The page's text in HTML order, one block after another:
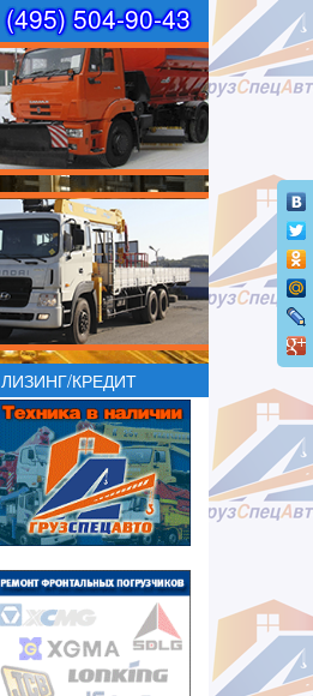
(495) 504-90-43
ЛИЗИНГ/КРЕДИТ